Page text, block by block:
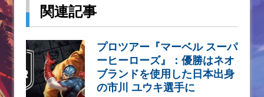
関連記事
プロツアー『マーベル スーパ
ーヒーローズ』：優勝はネオ
ブランドを使用した日本出身
の市川 ユウキ選手に